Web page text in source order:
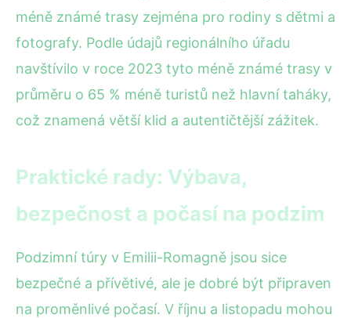
méně známé trasy zejména pro rodiny s dětmi a
fotografy. Podle údajů regionálního úřadu
navštívilo v roce 2023 tyto méně známé trasy v
průměru o 65 % méně turistů než hlavní taháky,
což znamená větší klid a autentičtější zážitek.
Praktické rady: Výbava,
bezpečnost a počasí na podzim
Podzimní túry v Emilii-Romagně jsou sice
bezpečné a přívětivé, ale je dobré být připraven
na proměnlivé počasí. V říjnu a listopadu mohou